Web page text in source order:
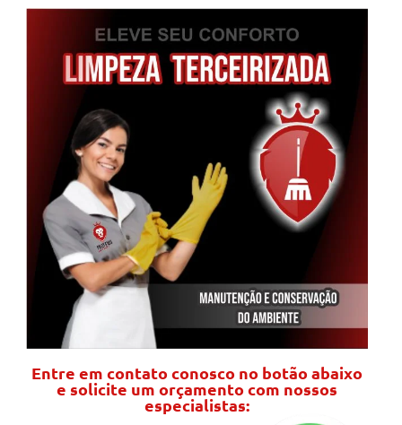
Entre em contato conosco no botão abaixo
e solicite um orçamento com nossos
especialistas: